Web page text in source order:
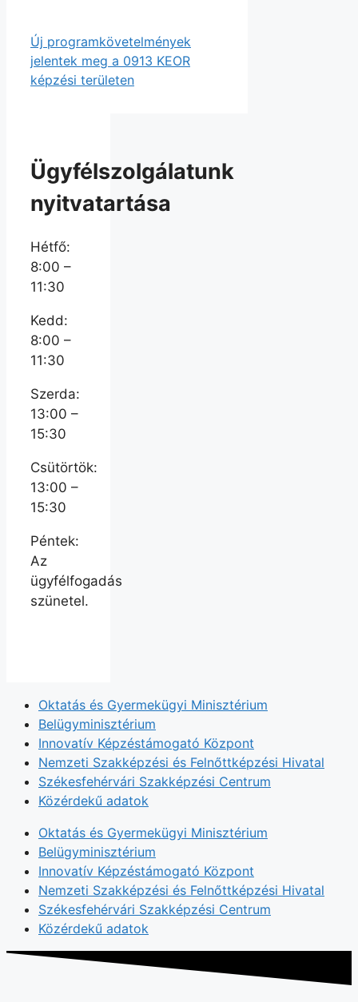
Új programkövetelmények
jelentek meg a 0913 KEOR
képzési területen
Ügyfélszolgálatunk
nyitvatartása
Hétfő:
8:00 –
11:30
Kedd:
8:00 –
11:30
Szerda:
13:00 –
15:30
Csütörtök:
13:00 –
15:30
Péntek:
Az
ügyfélfogadás
szünetel.
Oktatás és Gyermekügyi Minisztérium
Belügyminisztérium
Innovatív Képzéstámogató Központ
Nemzeti Szakképzési és Felnőttképzési Hivatal
Székesfehérvári Szakképzési Centrum
Közérdekű adatok
Oktatás és Gyermekügyi Minisztérium
Belügyminisztérium
Innovatív Képzéstámogató Központ
Nemzeti Szakképzési és Felnőttképzési Hivatal
Székesfehérvári Szakképzési Centrum
Közérdekű adatok